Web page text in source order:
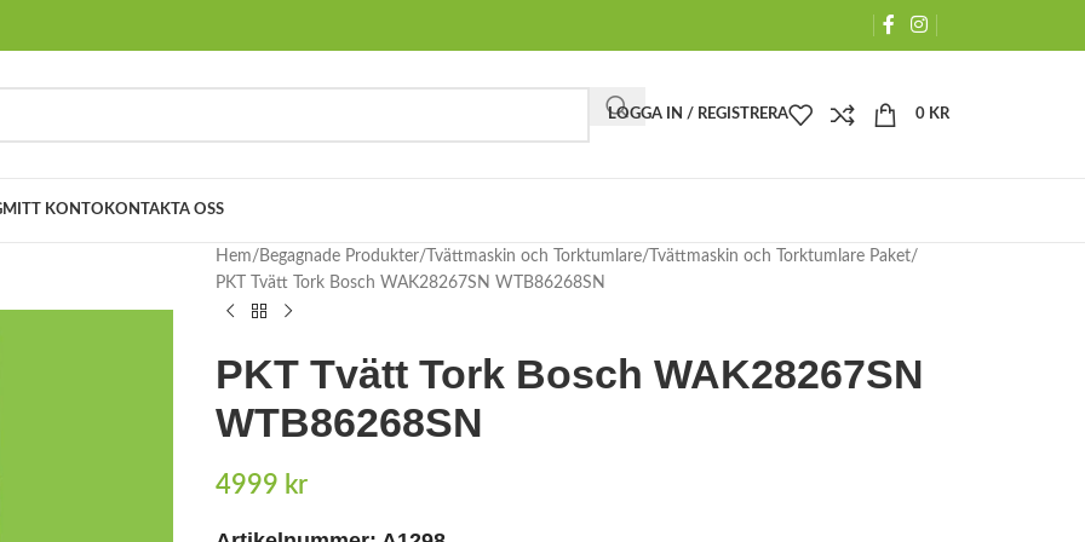
LOGGA IN / REGISTRERA 0 KR
MITT KONTO KONTAKTA OSS
Hem Begagnade Produkter Tvättmaskin och Torktumlare
Tvättmaskin och Torktumlare Paket
PKT Tvätt Tork Bosch WAK28267SN WTB86268SN
PKT Tvätt Tork Bosch WAK28267SN
WTB86268SN
4999 kr